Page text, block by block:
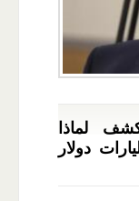
لماذا
على دفع 3 مليارات دولار